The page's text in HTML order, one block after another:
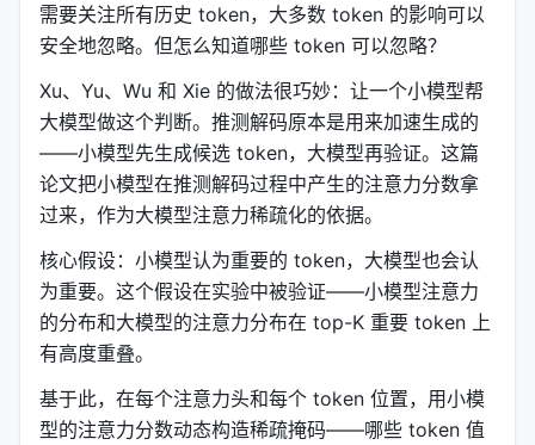
需要关注所有历史 token，大多数 token 的影响可以
安全地忽略。但怎么知道哪些 token 可以忽略？
Xu、Yu、Wu 和 Xie 的做法很巧妙：让一个小模型帮
大模型做这个判断。推测解码原本是用来加速生成的
——小模型先生成候选 token，大模型再验证。这篇
论文把小模型在推测解码过程中产生的注意力分数拿
过来，作为大模型注意力稀疏化的依据。
核心假设：小模型认为重要的 token，大模型也会认
为重要。这个假设在实验中被验证——小模型注意力
的分布和大模型的注意力分布在 top-K 重要 token 上
有高度重叠。
基于此，在每个注意力头和每个 token 位置，用小模
型的注意力分数动态构造稀疏掩码——哪些 token 值